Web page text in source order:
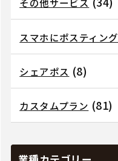
スマホにポスティング
シェアポス (8)
カスタムプラン (81)